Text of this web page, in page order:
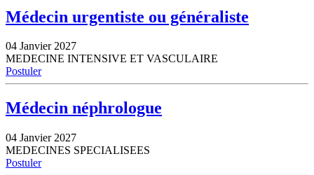
Médecin urgentiste ou généraliste
04 Janvier 2027
MEDECINE INTENSIVE ET VASCULAIRE
Postuler
Médecin néphrologue
04 Janvier 2027
MEDECINES SPECIALISEES
Postuler